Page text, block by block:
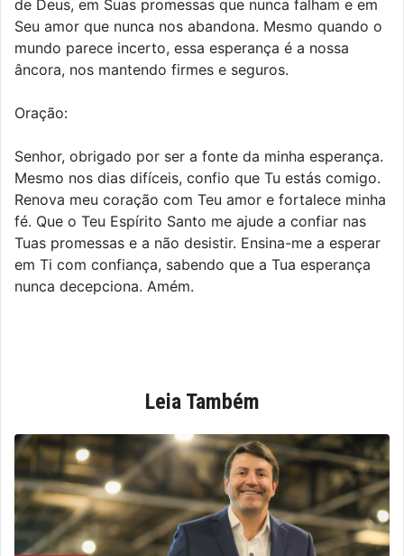
de Deus, em Suas promessas que nunca falham e em
Seu amor que nunca nos abandona. Mesmo quando o
mundo parece incerto, essa esperança é a nossa
âncora, nos mantendo firmes e seguros.
Oração:
Senhor, obrigado por ser a fonte da minha esperança.
Mesmo nos dias difíceis, confio que Tu estás comigo.
Renova meu coração com Teu amor e fortalece minha
fé. Que o Teu Espírito Santo me ajude a confiar nas
Tuas promessas e a não desistir. Ensina-me a esperar
em Ti com confiança, sabendo que a Tua esperança
nunca decepciona. Amém.
Leia Também